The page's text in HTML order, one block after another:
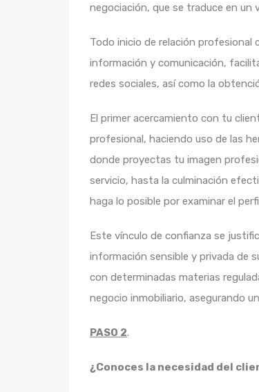
negociación, que se traduce en un
Todo inicio de relación profesional
información y comunicación,
redes sociales, así como la
El primer acercamiento con tu
profesional, haciendo uso de las
donde proyectas tu imagen
servicio, hasta la culminación
haga lo posible por examinar el
Este vínculo de confianza se
información sensible y privada de
con determinadas materias
negocio inmobiliario, asegurando
PASO 2.
¿Conoces la necesidad del